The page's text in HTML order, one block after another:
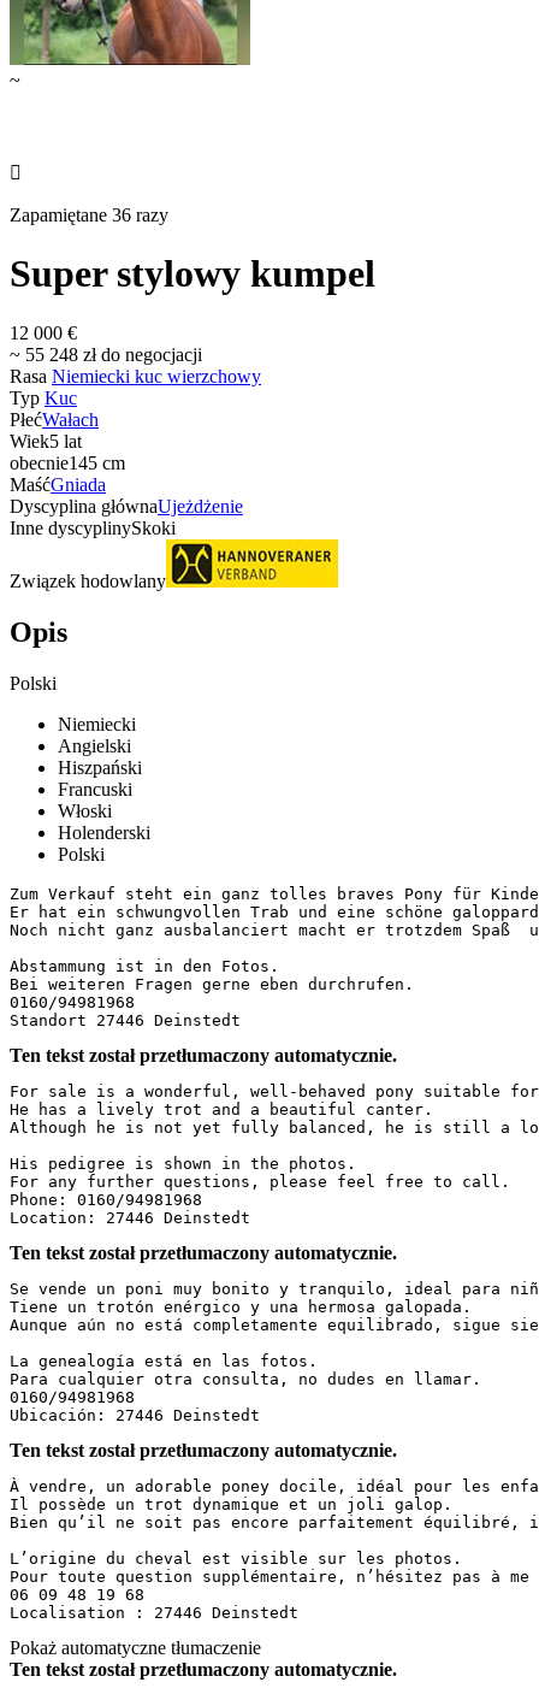
~

Zapamiętane 36 razy
Super stylowy kumpel
12 000 €
~ 55 248 zł do negocjacji
Rasa Niemiecki kuc wierzchowy
Typ Kuc
PłećWałach
Wiek5 lat
obecnie145 cm
MaśćGniada
Dyscyplina głównaUjeżdżenie
Inne dyscyplinySkoki
Związek hodowlany
Opis
Polski
Niemiecki
Angielski
Hiszpański
Francuski
Włoski
Holenderski
Polski
Zum Verkauf steht ein ganz tolles braves Pony für
Er hat ein schwungvollen Trab und eine schöne
Noch nicht ganz ausbalanciert macht er trotzdem
Abstammung ist in den Fotos.
Bei weiteren Fragen gerne eben durchrufen.
0160/94981968
Standort 27446 Deinstedt
Ten tekst został przetłumaczony automatycznie.
For sale is a wonderful, well-behaved pony suitable
He has a lively trot and a beautiful canter.
Although he is not yet fully balanced, he is still a
His pedigree is shown in the photos.
For any further questions, please feel free to call.
Phone: 0160/94981968
Location: 27446 Deinstedt
Ten tekst został przetłumaczony automatycznie.
Se vende un poni muy bonito y tranquilo, ideal para
Tiene un trotón enérgico y una hermosa galopada.
Aunque aún no está completamente equilibrado,
La genealogía está en las fotos.
Para cualquier otra consulta, no dudes en llamar.
0160/94981968
Ubicación: 27446 Deinstedt
Ten tekst został przetłumaczony automatycznie.
À vendre, un adorable poney docile, idéal pour les
Il possède un trot dynamique et un joli galop.
Bien qu’il ne soit pas encore parfaitement
L’origine du cheval est visible sur les photos.
Pour toute question supplémentaire, n’hésitez pas à
06 09 48 19 68
Localisation : 27446 Deinstedt
Pokaż automatyczne tłumaczenie
Ten tekst został przetłumaczony automatycznie.